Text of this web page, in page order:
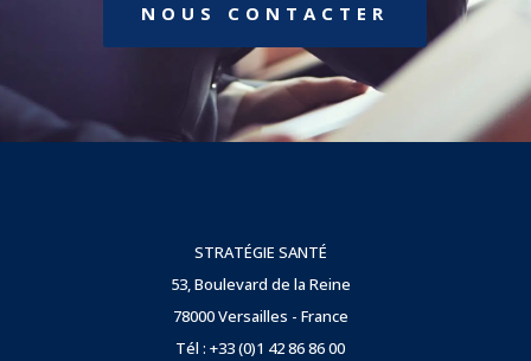
NOUS CONTACTER
STRATÉGIE SANTÉ
53, Boulevard de la Reine
78000 Versailles - France
Tél : +33 (0)1 42 86 86 00